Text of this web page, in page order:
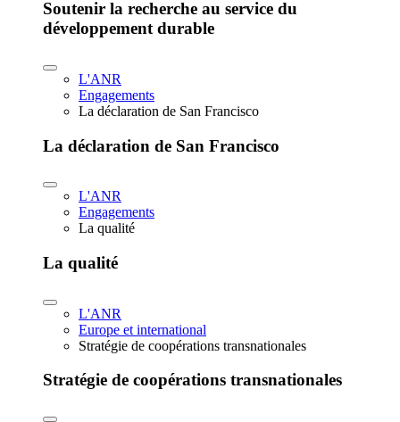
Soutenir la recherche au service du
développement durable
L'ANR
Engagements
La déclaration de San Francisco
La déclaration de San Francisco
L'ANR
Engagements
La qualité
La qualité
L'ANR
Europe et international
Stratégie de coopérations transnationales
Stratégie de coopérations transnationales